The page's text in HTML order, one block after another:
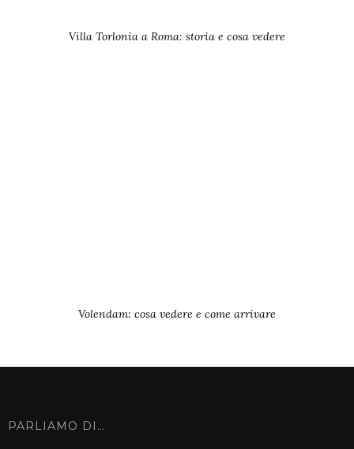
Villa Torlonia a Roma: storia e cosa vedere
Volendam: cosa vedere e come arrivare
PARLIAMO DI…